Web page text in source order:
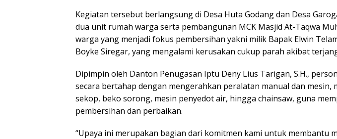
Kegiatan tersebut berlangsung di Desa Huta Godang dan Desa
dua unit rumah warga serta pembangunan MCK Masjid At-Taqwa
warga yang menjadi fokus pembersihan yakni milik Bapak Elwin
Boyke Siregar, yang mengalami kerusakan cukup parah akibat
Dipimpin oleh Danton Penugasan Iptu Deny Lius Tarigan, S.H.,
secara bertahap dengan mengerahkan peralatan manual dan mesin,
sekop, beko sorong, mesin penyedot air, hingga chainsaw, guna
pembersihan dan perbaikan.
“Upaya ini merupakan bagian dari komitmen kami untuk membantu